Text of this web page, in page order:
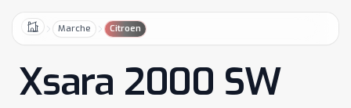
HomeMarche Citroen
Xsara 2000 SW